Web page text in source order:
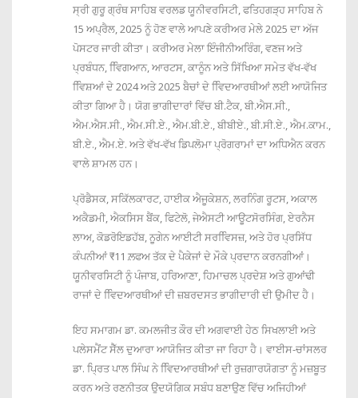
ਸ੍ਰੀ ਗੁਰੂ ਗ੍ਰੰਥ ਸਾਹਿਬ ਵਰਲਡ ਯੂਨੀਵਰਸਿਟੀ, ਫਤਿਹਗੜ੍ਹ ਸਾਹਿਬ ਨੇ
15 ਅਪ੍ਰੈਲ, 2025 ਨੂੰ ਹੋਣ ਵਾਲੇ ਆਪਣੇ ਕਰੀਅਰ ਮੇਲੇ 2025 ਦਾ ਅੱਜ
ਪੋਸਟਰ ਜਾਰੀ ਕੀਤਾ। ਕਰੀਅਰ ਮੇਲਾ ਇੰਜੀਨੀਅਰਿੰਗ, ਵਣਜ ਅਤੇ
ਪ੍ਰਬੰਧਨ, ਵਿਿਗਆਨ, ਆਰਟਸ, ਕਾਨੂੰਨ ਅਤੇ ਸਿੱਖਿਆ ਸਮੇਤ ਵੱਖ-ਵੱਖ
ਵਿਿਸ਼ਆਂ ਦੇ 2024 ਅਤੇ 2025 ਬੈਚਾਂ ਦੇ ਵਿਿਦਆਰਥੀਆਂ ਲਈ ਆਯੋਜਿਤ
ਕੀਤਾ ਗਿਆ ਹੈ। ਯੋਗ ਭਾਗੀਦਾਰਾਂ ਵਿੱਚ ਬੀ.ਟੈਕ, ਬੀ.ਐਸ.ਸੀ.,
ਐਮ.ਐਸ.ਸੀ., ਐਮ.ਸੀ.ਏ., ਐਮ.ਬੀ.ਏ., ਬੀਬੀਏ., ਬੀ.ਸੀ.ਏ., ਐਮ.ਕਾਮ.,
ਬੀ.ਏ., ਐਮ.ਏ. ਅਤੇ ਵੱਖ-ਵੱਖ ਡਿਪਲੋਮਾ ਪ੍ਰੋਗਰਾਮਾਂ ਦਾ ਅਧਿਐਨ ਕਰਨ
ਵਾਲੇ ਸ਼ਾਮਲ ਹਨ।
ਪ੍ਰੋਡੈਸਕ, ਸਕਿੱਲਕਾਰਟ, ਹਾਈਕ ਐਜੂਕੇਸ਼ਨ, ਲਰਨਿੰਗ ਰੂਟਸ, ਅਕਾਲ
ਅਕੈਡਮੀ, ਐਕਸਿਸ ਬੈਂਕ, ਫਿਟੇਲੋ, ਜੇਐਸਟੀ ਆਊਟਸੋਰਸਿੰਗ, ਏਰਨੈਸ
ਲਾਅ, ਕੋਡਰੋਇਡਹੱਬ, ਨੂਗੇਨ ਆਈਟੀ ਸਰਵਿਿਸਜ਼, ਅਤੇ ਹੋਰ ਪ੍ਰਸਿੱਧ
ਕੰਪਨੀਆਂ ₹11 ਲ਼ਫਅ ਤੱਕ ਦੇ ਪੈਕੇਜਾਂ ਦੇ ਮੌਕੇ ਪ੍ਰਦਾਨ ਕਰਨਗੀਆਂ।
ਯੂਨੀਵਰਸਿਟੀ ਨੂੰ ਪੰਜਾਬ, ਹਰਿਆਣਾ, ਹਿਮਾਚਲ ਪ੍ਰਦੇਸ਼ ਅਤੇ ਗੁਆਂਢੀ
ਰਾਜਾਂ ਦੇ ਵਿਿਦਆਰਥੀਆਂ ਦੀ ਜ਼ਬਰਦਸਤ ਭਾਗੀਦਾਰੀ ਦੀ ਉਮੀਦ ਹੈ।
ਇਹ ਸਮਾਗਮ ਡਾ. ਕਮਲਜੀਤ ਕੌਰ ਦੀ ਅਗਵਾਈ ਹੇਠ ਸਿਖਲਾਈ ਅਤੇ
ਪਲੇਸਮੈਂਟ ਸੈੱਲ ਦੁਆਰਾ ਆਯੋਜਿਤ ਕੀਤਾ ਜਾ ਰਿਹਾ ਹੈ। ਵਾਈਸ-ਚਾਂਸਲਰ
ਡਾ. ਪ੍ਰਿਤ ਪਾਲ ਸਿੰਘ ਨੇ ਵਿਿਦਆਰਥੀਆਂ ਦੀ ਰੁਜ਼ਗਾਰਯੋਗਤਾ ਨੂੰ ਮਜ਼ਬੂਤ
ਕਰਨ ਅਤੇ ਰਣਨੀਤਕ ਉਦਯੋਗਿਕ ਸਬੰਧ ਬਣਾਉਣ ਵਿੱਚ ਅਜਿਹੀਆਂ